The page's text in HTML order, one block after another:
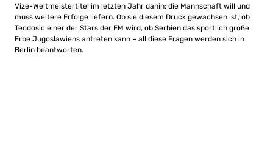
Vize-Weltmeistertitel im letzten Jahr dahin; die Mannschaft will und
muss weitere Erfolge liefern. Ob sie diesem Druck gewachsen ist, ob
Teodosic einer der Stars der EM wird, ob Serbien das sportlich große
Erbe Jugoslawiens antreten kann – all diese Fragen werden sich in
Berlin beantworten.